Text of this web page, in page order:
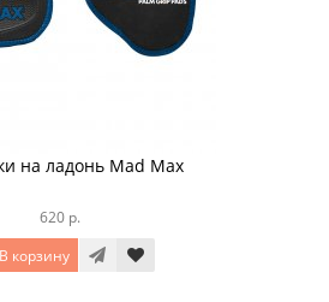
на ладонь Mad Max
620 р.
В корзину